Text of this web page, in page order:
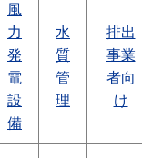
風
力
発
電
設
備
水
質
管
理
排出
事業
者向
け